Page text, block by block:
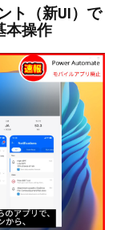
ト（新UI）で
本操作